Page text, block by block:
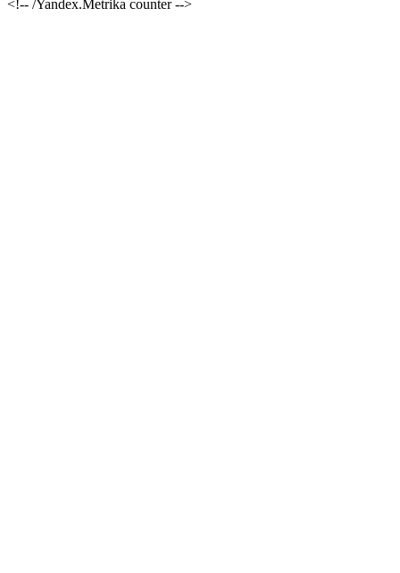
<!-- /Yandex.Metrika counter -->